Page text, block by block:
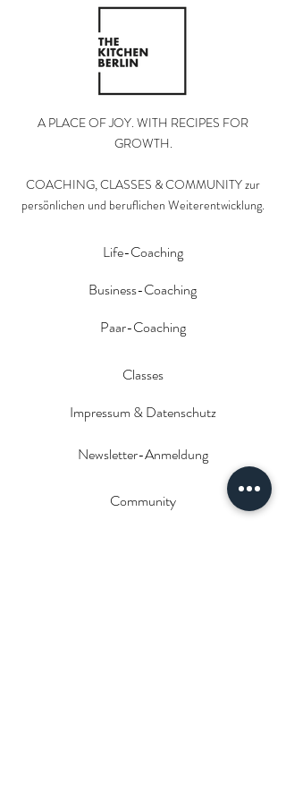
A PLACE OF JOY. WITH RECIPES FOR
GROWTH.
COACHING, CLASSES & COMMUNITY zur
persönlichen und beruflichen Weiterentwicklung.
Life-Coaching
Business-Coaching
Paar-Coaching
Classes
Impressum & Datenschutz
Newsletter-Anmeldung
Community